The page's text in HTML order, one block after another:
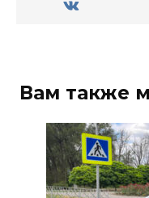
Вам также